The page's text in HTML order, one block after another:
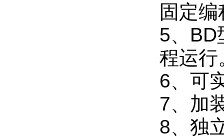
固定
5、BD
程运行
6、可
7、加
8、独